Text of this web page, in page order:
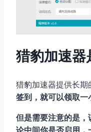
猎豹加速器
猎豹加速器提供长期
签到，就可以领取一
但是需要注意的是，